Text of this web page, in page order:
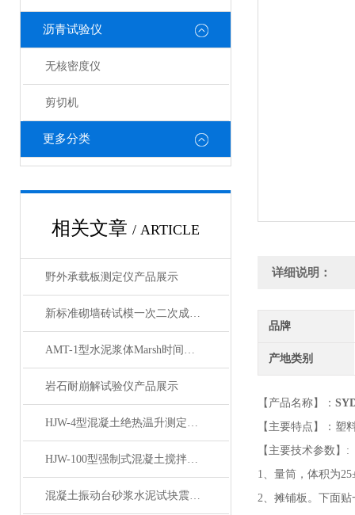
沥青试验仪
无核密度仪
剪切机
更多分类
相关文章 / ARTICLE
野外承载板测定仪产品展示
新标准砌墙砖试模一次二次成型试样制备模具产品展示
AMT-1型水泥浆体Marsh时间自动测定仪产品展示
岩石耐崩解试验仪产品展示
HJW-4型混凝土绝热温升测定仪产品展示
HJW-100型强制式混凝土搅拌机产品展示
混凝土振动台砂浆水泥试块震动平台产品展示
详细说明：
品牌
产地类别
【产品名称】：
【主要特点】：塑
【主要技术参数】 :
1、量筒，体积为
2、摊铺板。下面